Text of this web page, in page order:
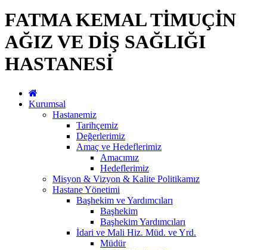
FATMA KEMAL TİMUÇİN
AĞIZ VE DİŞ SAĞLIĞI
HASTANESİ
Kurumsal
Hastanemiz
Tarihçemiz
Değerlerimiz
Amaç ve Hedeflerimiz
Amacımız
Hedeflerimiz
Misyon & Vizyon & Kalite Politikamız
Hastane Yönetimi
Başhekim ve Yardımcıları
Başhekim
Başhekim Yardımcıları
İdari ve Mali Hiz. Müd. ve Yrd.
Müdür